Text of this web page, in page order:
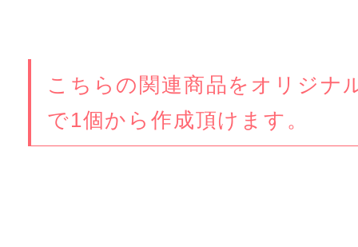
こちらの関連商品をオリジナ
で1個から作成頂けます。